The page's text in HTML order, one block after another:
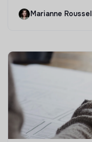
Marianne Roussel